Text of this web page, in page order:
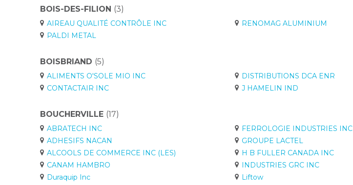
BOIS-DES-FILION (3)
AIREAU QUALITÉ CONTRÔLE INC
PALDI METAL
RENOMAG ALUMINIUM
BOISBRIAND (5)
ALIMENTS O'SOLE MIO INC
CONTACTAIR INC
DISTRIBUTIONS DCA ENR
J HAMELIN IND
BOUCHERVILLE (17)
ABRATECH INC
ADHESIFS NACAN
ALCOOLS DE COMMERCE INC (LES)
CANAM HAMBRO
Duraquip Inc
FERROLOGIE INDUSTRIES INC
GROUPE LACTEL
H B FULLER CANADA INC
INDUSTRIES GRC INC
Liftow